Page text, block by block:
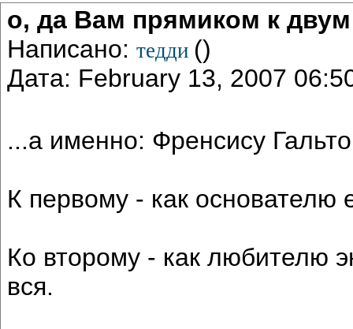
о, да Вам прямиком к
Написано: тедди ()
Дата: February 13, 2007
...а именно: Френсису
К первому - как основателю
Ко второму - как любителю
вся.